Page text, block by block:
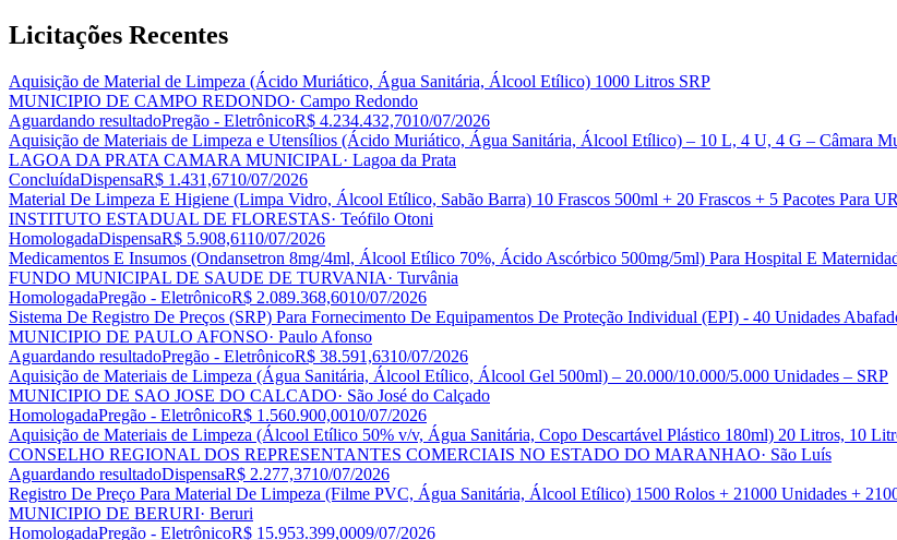
Licitações Recentes
Aquisição de Material de Limpeza (Ácido Muriático, Água Sanitária, Álcool Etílico) 1000 Litros SRP
MUNICIPIO DE CAMPO REDONDO· Campo Redondo
Aguardando resultadoPregão - EletrônicoR$ 4.234.432,7010/07/2026
Aquisição de Materiais de Limpeza e Utensílios (Ácido Muriático, Água Sanitária, Álcool Etílico) – 10 L, 4 U, 4 G – Câmara
LAGOA DA PRATA CAMARA MUNICIPAL· Lagoa da Prata
ConcluídaDispensaR$ 1.431,6710/07/2026
Material De Limpeza E Higiene (Limpa Vidro, Álcool Etílico, Sabão Barra) 10 Frascos 500ml + 20 Frascos + 5 Pacotes Para
INSTITUTO ESTADUAL DE FLORESTAS· Teófilo Otoni
HomologadaDispensaR$ 5.908,6110/07/2026
Medicamentos E Insumos (Ondansetron 8mg/4ml, Álcool Etílico 70%, Ácido Ascórbico 500mg/5ml) Para Hospital E
FUNDO MUNICIPAL DE SAUDE DE TURVANIA· Turvânia
HomologadaPregão - EletrônicoR$ 2.089.368,6010/07/2026
Sistema De Registro De Preços (SRP) Para Fornecimento De Equipamentos De Proteção Individual (EPI) - 40 Unidades
MUNICIPIO DE PAULO AFONSO· Paulo Afonso
Aguardando resultadoPregão - EletrônicoR$ 38.591,6310/07/2026
Aquisição de Materiais de Limpeza (Água Sanitária, Álcool Etílico, Álcool Gel 500ml) – 20.000/10.000/5.000 Unidades – SRP
MUNICIPIO DE SAO JOSE DO CALCADO· São José do Calçado
HomologadaPregão - EletrônicoR$ 1.560.900,0010/07/2026
Aquisição de Materiais de Limpeza (Álcool Etílico 50% v/v, Água Sanitária, Copo Descartável Plástico 180ml) 20 Litros, 10
CONSELHO REGIONAL DOS REPRESENTANTES COMERCIAIS NO ESTADO DO MARANHAO· São Luís
Aguardando resultadoDispensaR$ 2.277,3710/07/2026
Registro De Preço Para Material De Limpeza (Filme PVC, Água Sanitária, Álcool Etílico) 1500 Rolos + 21000 Unidades +
MUNICIPIO DE BERURI· Beruri
HomologadaPregão - EletrônicoR$ 15.953.399,0009/07/2026